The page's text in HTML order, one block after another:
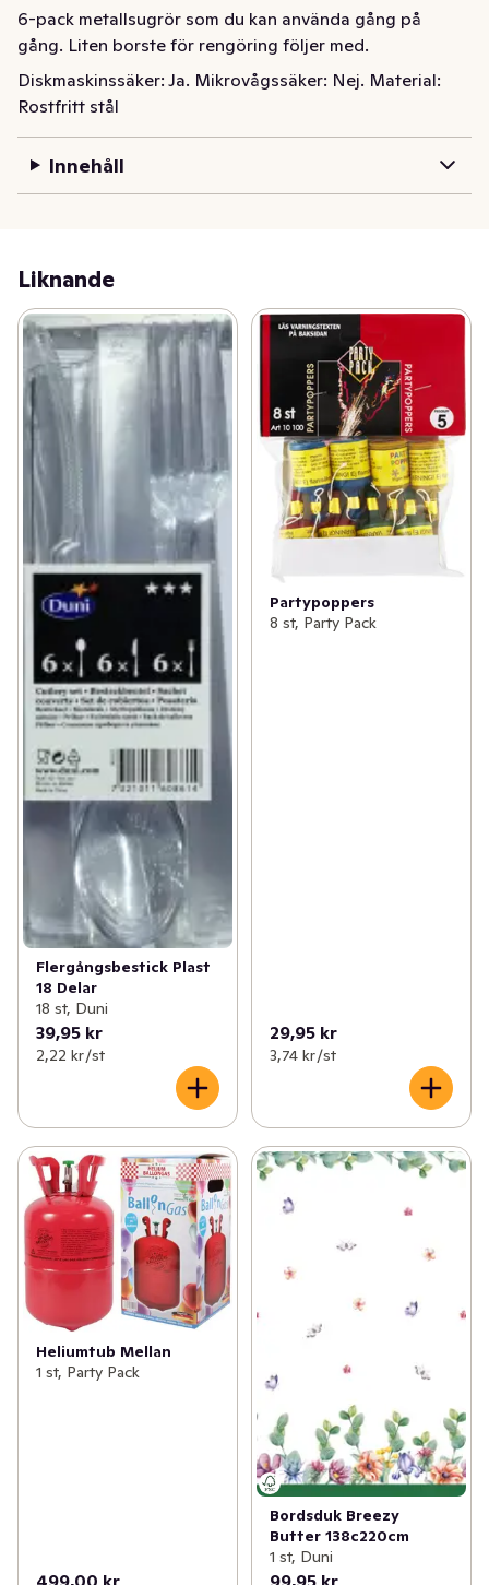
6-pack metallsugrör som du kan använda gång på
gång. Liten borste för rengöring följer med.
Diskmaskinssäker: Ja. Mikrovågssäker: Nej. Material:
Rostfritt stål
Innehåll
Liknande
Flergångsbestick Plast
18 Delar
18 st, Duni
39,95 kr
2,22 kr /st
Partypoppers
8 st, Party Pack
29,95 kr
3,74 kr /st
Heliumtub Mellan
1 st, Party Pack
499,00 kr
Bordsduk Breezy
Butter 138c220cm
1 st, Duni
99,95 kr